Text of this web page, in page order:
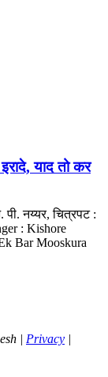
याद तो कर
पी. नय्यर, चित्रपट :
: Kishore
Bar Mooskura
| Privacy |